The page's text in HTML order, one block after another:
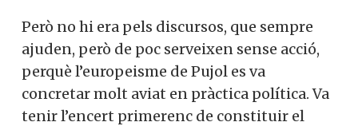
Però no hi era pels discursos, que sempre
ajuden, però de poc serveixen sense acció,
perquè l’europeisme de Pujol es va
concretar molt aviat en pràctica política. Va
tenir l’encert primerenc de constituir el